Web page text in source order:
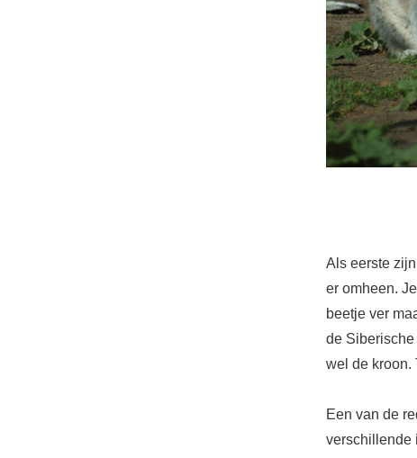
Als eerste
er omheen.
beetje ver
de Siberische
wel de kroon.
Een van de
verschillende